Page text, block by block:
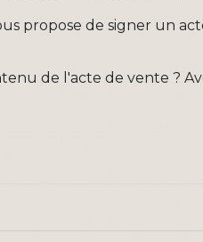
propose de signer un
de l'acte de vente ?